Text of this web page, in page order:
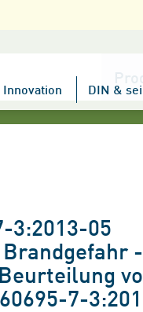
DIN &
3:2013-05
7-